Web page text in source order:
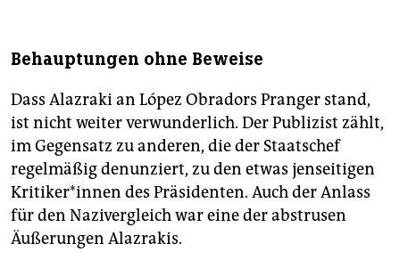
Behauptungen ohne Beweise
Dass Alazraki an López Obradors Pranger stand,
ist nicht weiter verwunderlich. Der Publizist zählt,
im Gegensatz zu anderen, die der Staatschef
regelmäßig denunziert, zu den etwas jenseitigen
Kri­ti­ke­r*in­nen des Präsidenten. Auch der Anlass
für den Nazivergleich war eine der abstrusen
Äußerungen Alazrakis.